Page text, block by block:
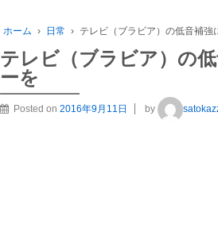
ホーム › 日常 › テレビ（ブラビア）の低音補強
テレビ（ブラビア）の
ーを
Posted on 2016年9月11日 by